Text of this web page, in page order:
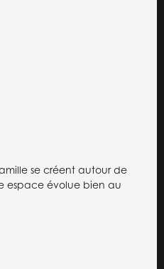
se créent autour de
espace évolue bien au